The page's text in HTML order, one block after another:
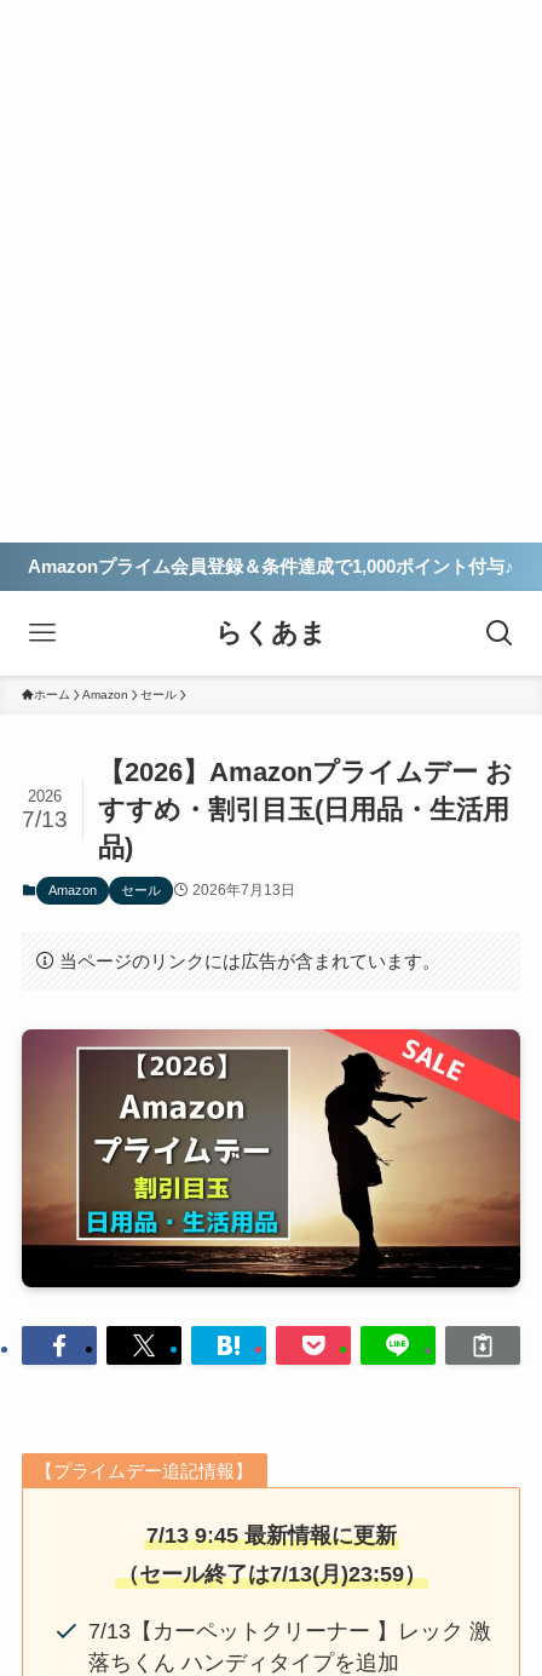
Amazonプライム会員登録＆条件達成で1,000ポイント付与♪
らくあま
ホーム Amazon セール
【2026】Amazonプライムデー お
すすめ・割引目玉(日用品・生活用
品)
2026
7/13
Amazon セール 2026年7月13日
当ページのリンクには広告が含まれています。
【プライムデー追記情報】
7/13 9ː45 最新情報に更新
（セール終了は7/13(月)23:59）
7/13【カーペットクリーナー 】レック 激
落ちくん ハンディタイプを追加